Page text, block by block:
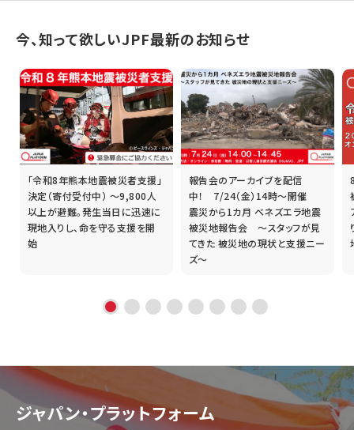
今、知って欲しいJPF最新のお知らせ
「令和8年熊本地震被災者支援」
決定（寄付受付中） ～9,800人
以上が避難。発生当日に迅速に
現地入りし、命を守る支援を開
始
報告会のアーカイブを配信
中！ 7/24（金）14時～開催
震災から1カ月 ベネズエラ地震
被災地報告会 ～スタッフが見
てきた 被災地の現状と支援ニー
ズ～
ジャパン・プラットフォーム